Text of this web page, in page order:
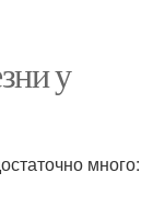
у
много: